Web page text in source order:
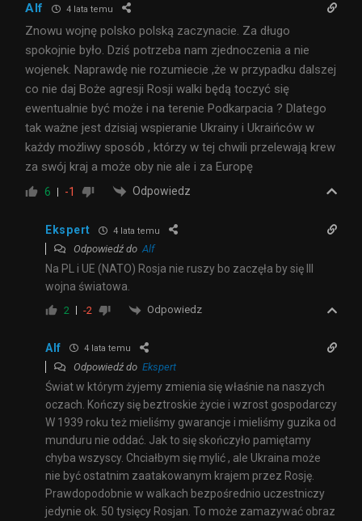
Alf 4 lata temu
Znowu wojnę polsko polską zaczynacie. Za długo
spokojnie było. Dziś potrzeba nam zjednoczenia a nie
wojenek. Naprawdę nie rozumiecie ,że w przypadku dalszej
co nie daj Boże agresji Rosji walki będą toczyć się
ewentualnie być może i na terenie Podkarpacia ? Dlatego
tak ważne jest dzisiaj wspieranie Ukrainy i Ukraińców w
każdy możliwy sposób , którzy w tej chwili przelewają krew
za swój kraj a może oby nie ale i za Europę
6 -1 Odpowiedz
Ekspert 4 lata temu
Odpowiedź doAlf
Na PL i UE (NATO) Rosja nie ruszy bo zaczęła by się III
wojna światowa.
2 -2 Odpowiedz
Alf 4 lata temu
Odpowiedź do Ekspert
Świat w którym żyjemy zmienia się właśnie na naszych
oczach. Kończy się beztroskie życie i wzrost gospodarczy
W 1939 roku też mieliśmy gwarancje i mieliśmy guzika od
munduru nie oddać. Jak to się skończyło pamiętamy
chyba wszyscy. Chciałbym się mylić , ale Ukraina może
nie być ostatnim zaatakowanym krajem przez Rosję.
Prawdopodobnie w walkach bezpośrednio uczestniczy
jedynie ok. 50 tysięcy Rosjan. To może zamazywać obraz